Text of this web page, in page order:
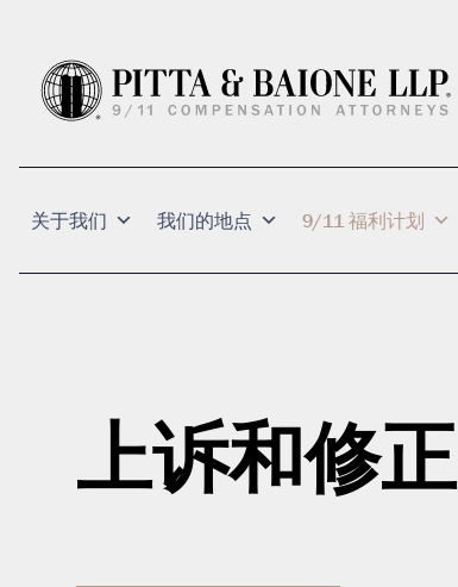
关于我们 我们的地点 9/11 福利计划
上诉和修正